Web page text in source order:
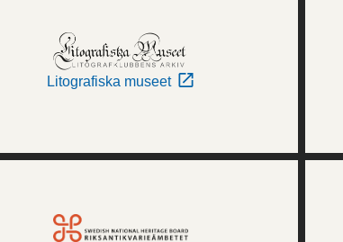
Litografiska museet